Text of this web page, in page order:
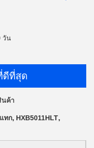
วัน
ดีที่สุด
นค้า
ทก, HXB5011HLT,